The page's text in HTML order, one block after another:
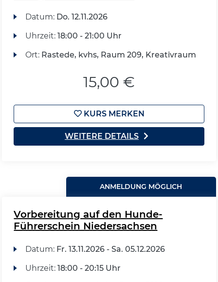
Datum: Do. 12.11.2026
Uhrzeit: 18:00 - 21:00 Uhr
Ort: Rastede, kvhs, Raum 209, Kreativraum
15,00 €
KURS MERKEN
WEITERE DETAILS
ANMELDUNG MÖGLICH
Vorbereitung auf den Hunde-
Führerschein Niedersachsen
Datum: Fr. 13.11.2026 - Sa. 05.12.2026
Uhrzeit: 18:00 - 20:15 Uhr